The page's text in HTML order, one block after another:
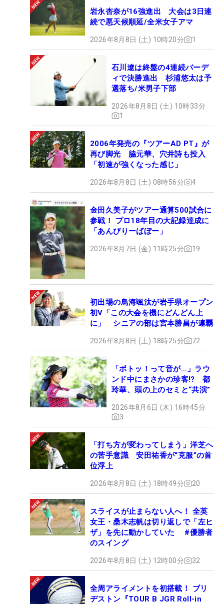
岩永杏奈が16強進出 大会は3日連
続で悪天候順延/全米女子アマ
2026年8月8日 (土) 10時20分 1
石川遼は終盤の4連続バーデ
ィで決勝進出 杉浦悠太は予
選落ち/米男子下部
2026年8月8日 (土) 10時33分
1
2006年発売の『ツアーAD PT』が
再び脚光 脇元華、穴井詩も投入
「初速が強くなった感じ」
2026年8月8日 (土) 08時56分 4
金田久美子がツアー通算500試合に
参戦！ プロ18年目の大記録達成に
「あんびりーばぼー」
2026年8月7日 (金) 11時25分 19
初出場の鳥海颯汰が岩手県オープン
初V「この大会を機にどんどん上
に」 シニアの部は宮本勝昌が連覇
2026年8月8日 (土) 18時25分 72
「ボトッ！って音が…」ラウ
ンド中にまさかの珍客!? 都
玲華、頭の上のセミと“共演”
2026年8月6日 (木) 16時45分
3
「打ち方が変わってしまう」洋芝へ
の苦手意識 安田祐香が“克服”の首
位浮上
2026年8月8日 (土) 18時49分 20
スライスが止まらない人へ！ 全英
女王・桑木志帆は切り返しで「左ヒ
ザ」を先に動かしていた #優勝者
のスイング
2026年8月8日 (土) 12時00分 32
全周アライメントを初搭載！ ブリ
ヂストン『TOUR B JGR Roll-in